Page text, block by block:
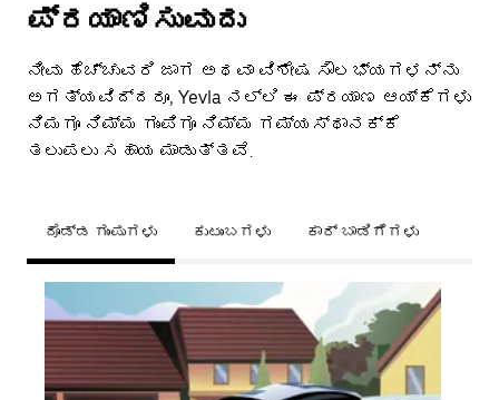
ಪ್ರಯಾಣಿಸುವುದು
ನೀವು ಹೆಚ್ಚುವರಿ ಜಾಗ ಅಥವಾ ವಿಶೇಷ ಸೌಲಭ್ಯಗಳನ್ನು
ಅಗತ್ಯವಿದ್ದರೂ, Yevla ನಲ್ಲಿ ಈ ಪ್ರಯಾಣ ಆಯ್ಕೆಗಳು
ನಿಮಗೂ ನಿಮ್ಮ ಗುಂಪಿಗೂ ನಿಮ್ಮ ಗಮ್ಯಸ್ಥಾನಕ್ಕೆ
ತಲುಪಲು ಸಹಾಯ ಮಾಡುತ್ತವೆ.
ದೊಡ್ಡ ಗುಂಪುಗಳು ಕುಟುಂಬಗಳು ಕಾರ್ ಬಾಡಿಗೆಗಳು